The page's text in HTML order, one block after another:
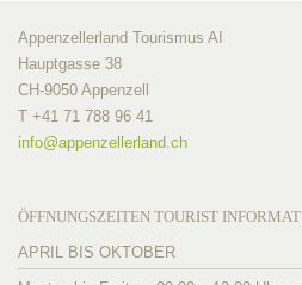
Appenzellerland Tourismus AI
Hauptgasse 38
CH-9050 Appenzell
T +41 71 788 96 41
info@appenzellerland.ch
ÖFFNUNGSZEITEN TOURIST
APRIL BIS OKTOBER